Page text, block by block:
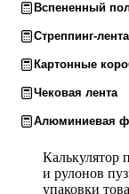
Вспененный
Стреппинг-лента
Картонные
Чековая лента
Алюминиевая
Калькулятор
и рулонов
упаковки